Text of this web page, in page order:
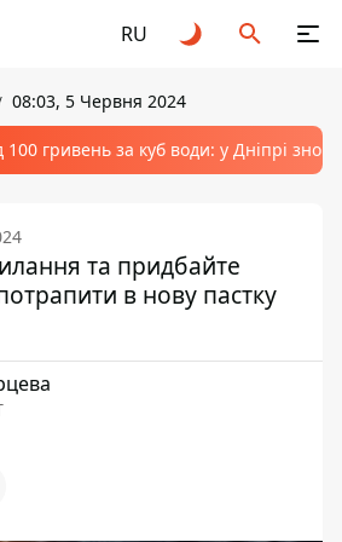
RU
08:03, 5 Червня 2024
100 гривень за куб води: у Дніпрі
та придбайте
в нову пастку